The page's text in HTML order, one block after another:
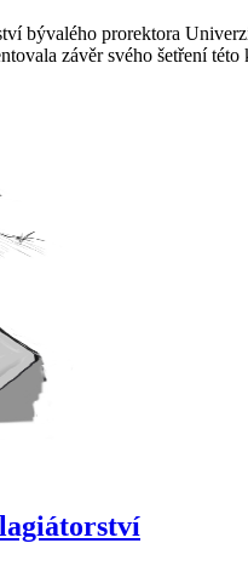
bývalého prorektora
závěr svého šetření